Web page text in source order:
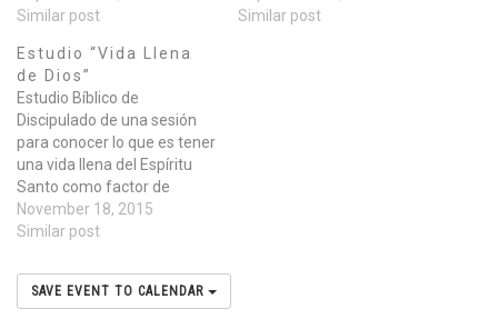
vida en victoria espiritual y
se cubren son los
siguientes:: * La Voluntad de
Dios * El Plan Restaurador
de Dios * La Vida Centrada
en Dios…
Similar post
En este periodo se
Similar post
Estudio “Vida Llena
de Dios”
Estudio Bíblico de
Discipulado de una sesión
para conocer lo que es tener
una vida llena del Espíritu
Santo como factor de
transformación que hace
posible que vivamos en
de Cristo. Informes en
info@grupoelcamino.org o
November 18, 2015
Similar post
SAVE EVENT TO CALENDAR